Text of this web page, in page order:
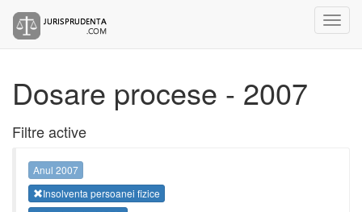
Dosare procese - 2007
Filtre active
Anul 2007
Insolventa persoanei fizice